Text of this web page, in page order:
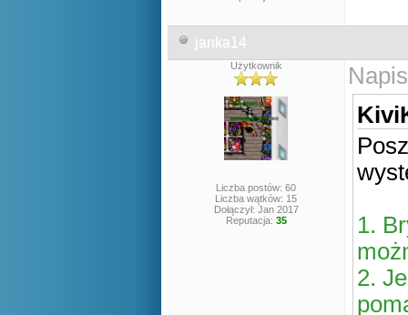
janka14
Użytkownik
Liczba postów: 60
Liczba wątków: 15
Dołączył: Jan 2017
Reputacja: 35
1.
2.